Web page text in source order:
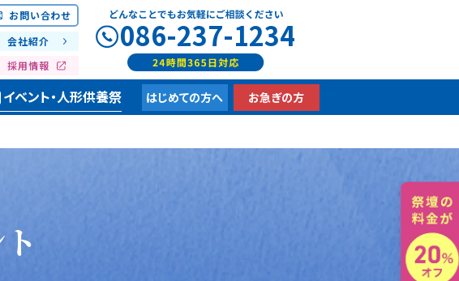
イベント・人形供養祭 はじめての方へ お急ぎの方
お問い合わせ
会社紹介
採用情報
086-237-1234